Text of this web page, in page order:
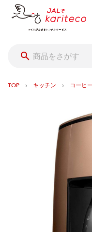
TOP › キッチン › コーヒ